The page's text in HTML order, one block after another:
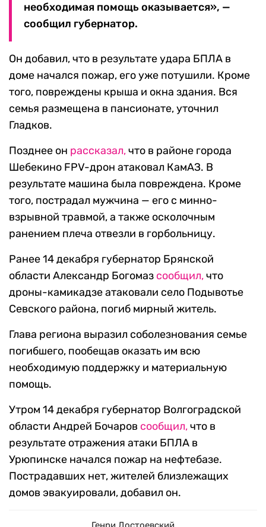
необходимая помощь оказывается», —
сообщил губернатор.
Он добавил, что в результате удара БПЛА в
доме начался пожар, его уже потушили. Кроме
того, повреждены крыша и окна здания. Вся
семья размещена в пансионате, уточнил
Гладков.
Позднее он рассказал,что в районе города
Шебекино FPV-дрон атаковал КамАЗ. В
результате машина была повреждена. Кроме
того, пострадал мужчина — его с минно-
взрывной травмой, а также осколочным
ранением плеча отвезли в горбольницу.
Ранее 14 декабря губернатор Брянской
области Александр Богомаз сообщил,что
дроны-камикадзе атаковали село Подывотье
Севского района, погиб мирный житель.
Глава региона выразил соболезнования семье
погибшего, пообещав оказать им всю
необходимую поддержку и материальную
помощь.
Утром 14 декабря губернатор Волгоградской
области Андрей Бочаров сообщил,что в
результате отражения атаки БПЛА в
Урюпинске начался пожар на нефтебазе.
Пострадавших нет, жителей близлежащих
домов эвакуировали, добавил он.